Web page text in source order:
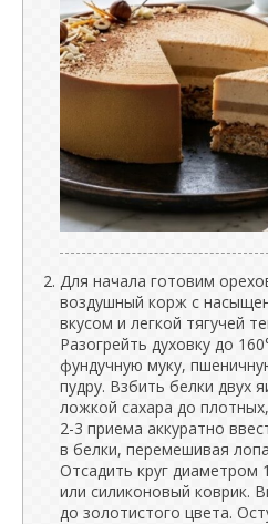
Для начала готовим
воздушный корж с
вкусом и легкой тягучей
Разогрейть духовку до
фундучную муку,
пудру. Взбить белки двух
ложкой сахара до
2-3 приема аккуратно
в белки, перемешивая
Отсадить круг диаметром
или силиконовый коврик.
до золотистого цвета.